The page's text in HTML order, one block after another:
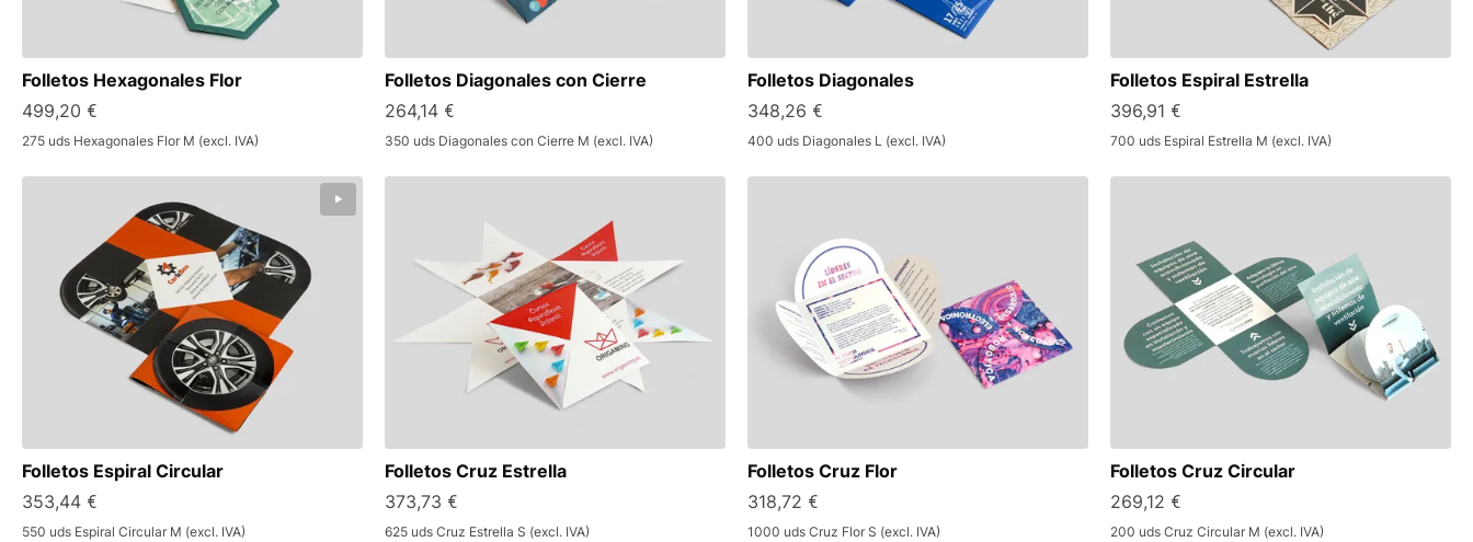
Folletos Hexagonales Flor
499,20 €
275 uds Hexagonales Flor M (excl. IVA)
Folletos Diagonales con Cierre
264,14 €
350 uds Diagonales con Cierre M (excl. IVA)
Folletos Diagonales
348,26 €
400 uds Diagonales L (excl. IVA)
Folletos Espiral Estrella
396,91 €
700 uds Espiral Estrella M (excl. IVA)
Folletos Espiral Circular
353,44 €
550 uds Espiral Circular M (excl. IVA)
Folletos Cruz Estrella
373,73 €
625 uds Cruz Estrella S (excl. IVA)
Folletos Cruz Flor
318,72 €
1000 uds Cruz Flor S (excl. IVA)
Folletos Cruz Circular
269,12 €
200 uds Cruz Circular M (excl. IVA)